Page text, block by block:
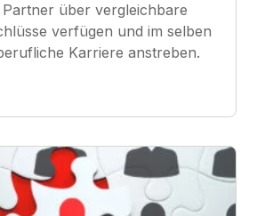
über vergleichbare
verfügen und im selben
Karriere anstreben.